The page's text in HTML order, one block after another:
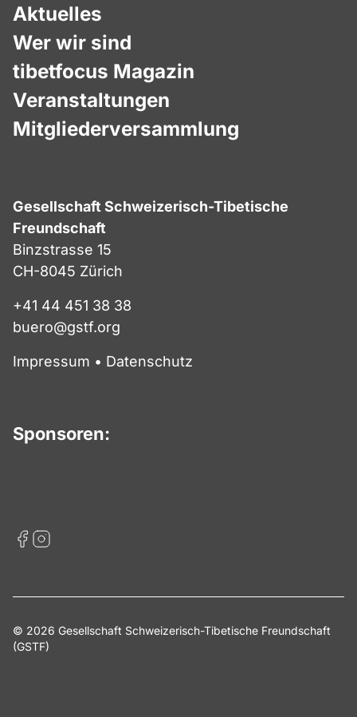
Aktuelles
Wer wir sind
tibetfocus Magazin
Veranstaltungen
Mitgliederversammlung
Gesellschaft Schweizerisch-Tibetische
Freundschaft
Binzstrasse 15
CH-8045 Zürich
+41 44 451 38 38
buero@gstf.org
Impressum • Datenschutz
Sponsoren:
© 2026 Gesellschaft Schweizerisch-Tibetische Freundschaft
(GSTF)